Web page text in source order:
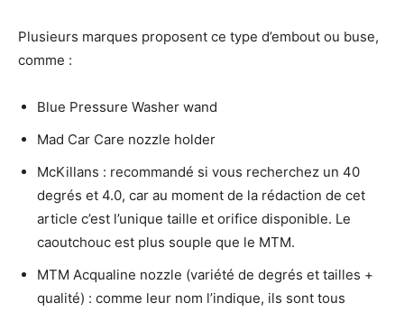
Plusieurs marques proposent ce type d’embout ou buse,
comme :
Blue Pressure Washer wand
Mad Car Care nozzle holder
McKillans : recommandé si vous recherchez un 40
degrés et 4.0, car au moment de la rédaction de cet
article c’est l’unique taille et orifice disponible. Le
caoutchouc est plus souple que le MTM.
MTM Acqualine nozzle (variété de degrés et tailles +
qualité) : comme leur nom l’indique, ils sont tous